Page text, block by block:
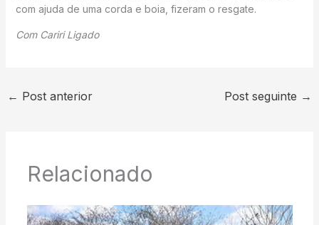
com ajuda de uma corda e boia, fizeram o resgate.
Com Cariri Ligado
← Post anterior Post seguinte →
Relacionado